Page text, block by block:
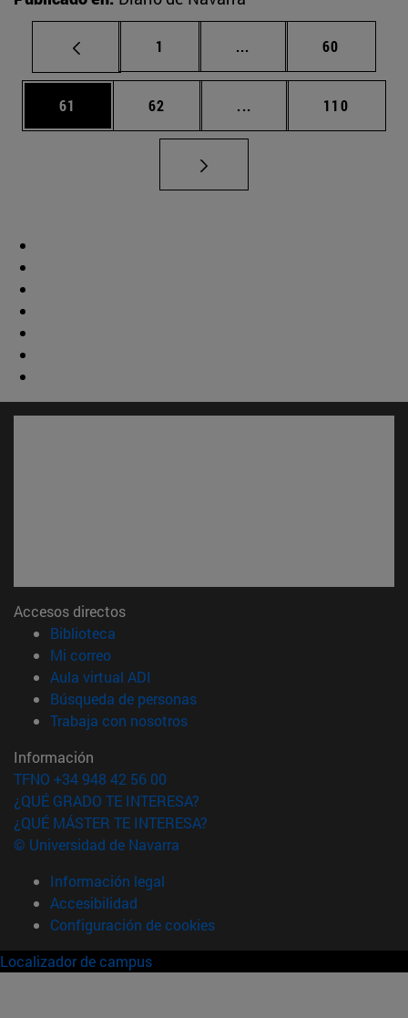
Página
1 ... Páginas intermedias
Página
60
Página
61 Página
62 ... Páginas intermedias
Página
110
Accesos directos
Biblioteca
Mi correo(abre en nueva ventana)
Aula virtual ADI
Búsqueda de personas(abre en nueva ventana)
Trabaja con nosotros(abre en nueva ventana)
Información
TFNO +34 948 42 56 00
¿QUÉ GRADO TE INTERESA?
¿QUÉ MÁSTER TE INTERESA?
© Universidad de Navarra
Información legal
Accesibilidad
Configuración de cookies
Localizador de campus